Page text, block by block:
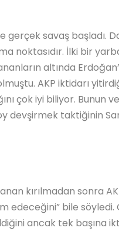
gerçek savaş başladı.
noktasıdır. İlki bir
altında
AKP iktidarı
çok iyi biliyor. Bunun
devşirmek taktiğinin
kırılmadan sonra
edeceğini” bile
ancak tek başına